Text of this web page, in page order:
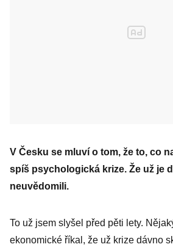
V Česku se mluví o tom, že to, co
spíš psychologická krize. Že už je
neuvědomili.
To už jsem slyšel před pěti lety.
ekonomické říkal, že už krize dávno